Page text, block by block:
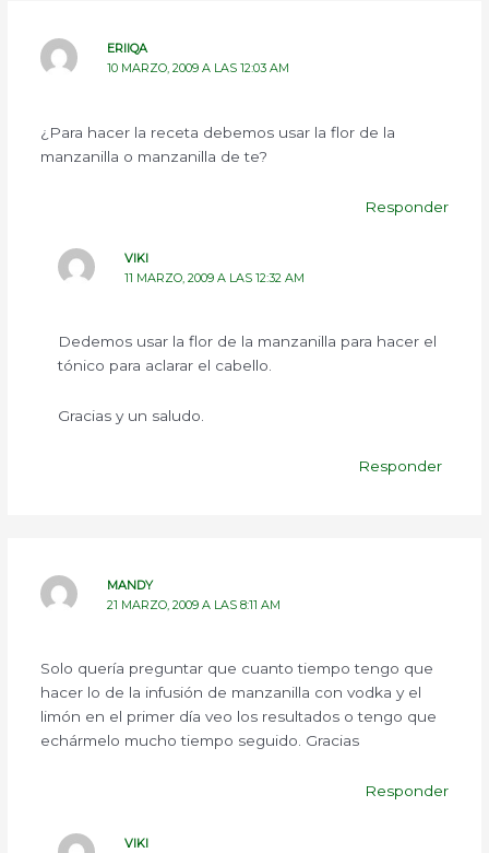
ERIIQA
10 MARZO, 2009 A LAS 12:03 AM
¿Para hacer la receta debemos usar la flor de la
manzanilla o manzanilla de te?
Responder
VIKI
11 MARZO, 2009 A LAS 12:32 AM
Dedemos usar la flor de la manzanilla para hacer el
tónico para aclarar el cabello.
Gracias y un saludo.
Responder
MANDY
21 MARZO, 2009 A LAS 8:11 AM
Solo quería preguntar que cuanto tiempo tengo que
hacer lo de la infusión de manzanilla con vodka y el
limón en el primer día veo los resultados o tengo que
echármelo mucho tiempo seguido. Gracias
Responder
VIKI